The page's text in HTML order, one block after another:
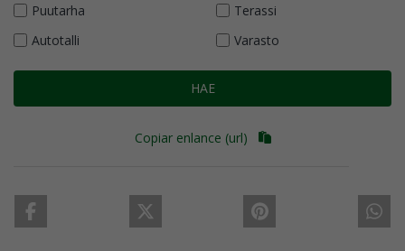
Puutarha
Terassi
Autotalli
Varasto
HAE
Copiar enlance (url)